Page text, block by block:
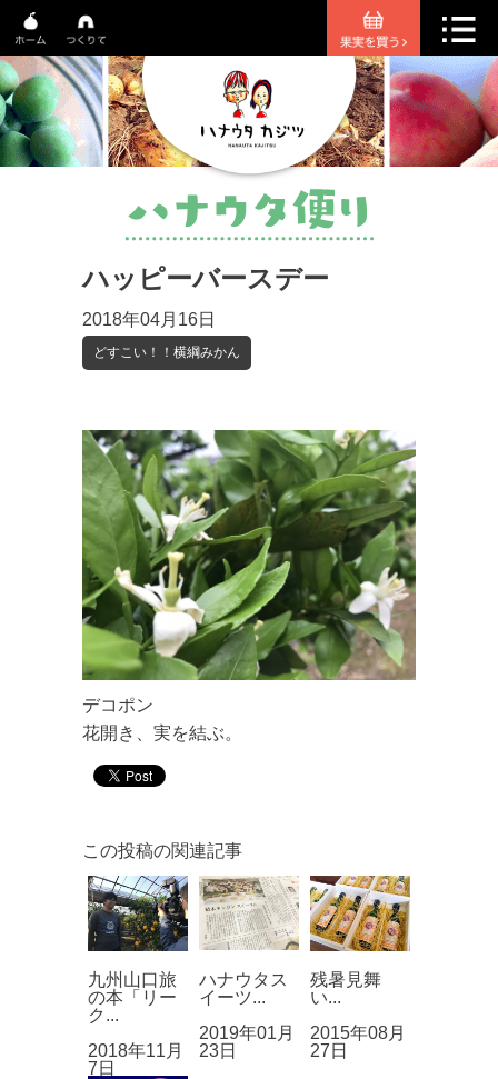
ハッピーバースデー
2018年04月16日
どすこい！！横綱みかん
デコポン
花開き、実を結ぶ。
この投稿の関連記事
九州山口旅
の本「リー
ク...
2018年11月
7日
ハナウタス
イーツ...
2019年01月
23日
残暑見舞
い...
2015年08月
27日